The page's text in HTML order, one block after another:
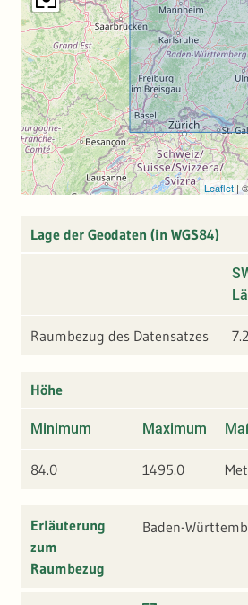
Leaflet |©
Lage der Geodaten (in WGS84)
Raumbezug des Datensatzes
Höhe
Minimum Maximum
84.0 1495.0
Erläuterung
zum
Raumbezug
Baden-